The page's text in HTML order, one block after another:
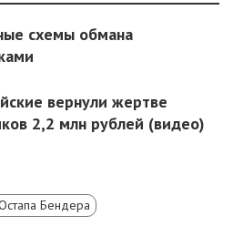
схемы обмана
вернули жертве
2,2 млн рублей (видео)
Бендера